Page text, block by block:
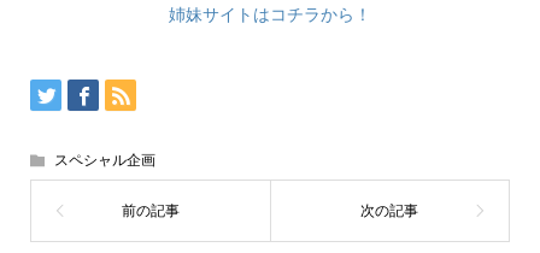
姉妹サイトはコチラから！
スペシャル企画